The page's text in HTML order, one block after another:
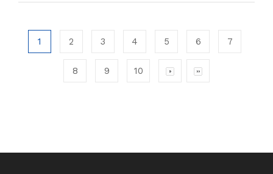
1 2 3 4 5 6 7
8 9 10